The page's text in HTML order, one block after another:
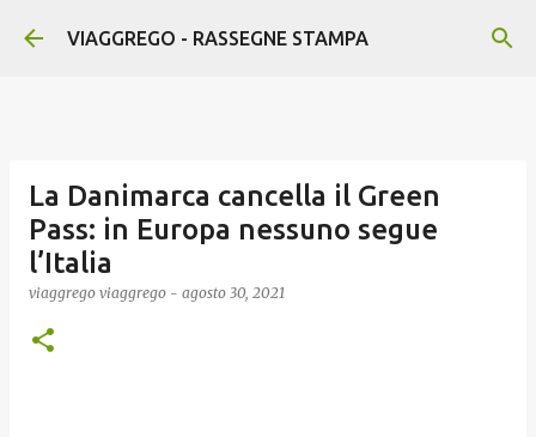
Passa ai contenuti principali
VIAGGREGO - RASSEGNE STAMPA
La Danimarca cancella il Green
Pass: in Europa nessuno segue
l’Italia
viaggrego viaggrego - agosto 30, 2021